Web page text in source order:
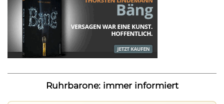
Ruhrbarone: immer informiert